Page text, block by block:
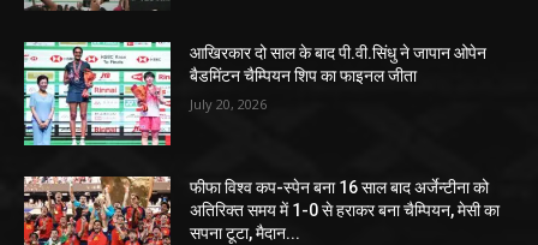
आखिरकार दो साल के बाद पी.वी.सिंधु ने जापान ओपेन
बैडमिंटन चैम्पियन शिप का फाइनल जीता
July 20, 2026
फीफा विश्व कप-स्पेन बना 16 साल बाद अर्जेन्टीना को
अतिरिक्त समय में 1-0 से हराकर बना चैम्पियन, मेसी का
सपना टूटा, मैदान...